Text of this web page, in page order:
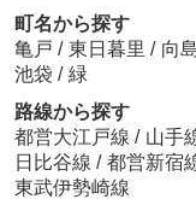
町名から探す
亀戸 / 東日暮里 / 向
池袋 / 緑
路線から探す
都営大江戸線 / 山手
日比谷線 / 都営新宿
東武伊勢崎線